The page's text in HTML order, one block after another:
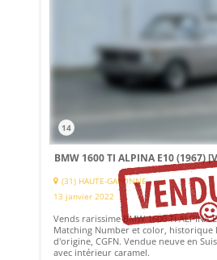
14
BMW 1600 TI ALPINA E10 (1967)
(31) HAUTE-GARONNE
13 janvier 2022
Vends rarissime BMW 1600 Ti ALPINA
Matching Number et color, historique
d'origine, CGFN. Vendue neuve en
avec intérieur caramel.